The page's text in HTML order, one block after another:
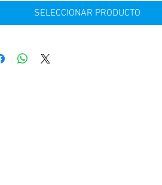
SELECCIONAR PRODUCTO